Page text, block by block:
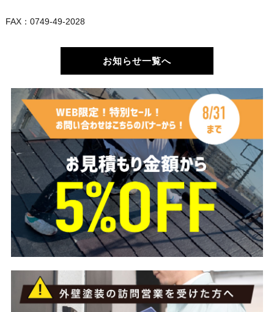
FAX：0749-49-2028
お知らせ一覧へ